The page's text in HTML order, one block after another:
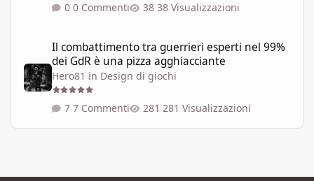
0 Commenti 38 Visualizzazioni
Il combattimento tra guerrieri esperti nel 99%
dei GdR è una pizza agghiacciante
Hero81 in Design di giochi
7 Commenti 281 Visualizzazioni